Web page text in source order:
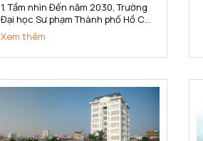
1. Tầm nhìn Đến năm 2030, Trường
Đại học Sư phạm Thành phố Hồ Chí
Minh trở thành Trường Đại học Sư
phạm trọng điểm Quốc gia, có uy
tín cao trong toàn quốc, ngang
khu vực Đông Nam Á; là cơ...
Xem thêm